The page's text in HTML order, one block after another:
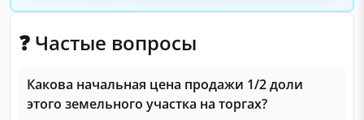
❓ Частые вопросы
Какова начальная цена продажи 1/2 доли
этого земельного участка на торгах?